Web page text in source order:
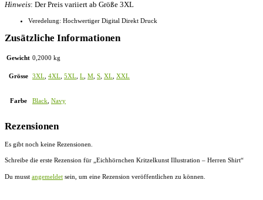
Hinweis: Der Preis variiert ab Größe 3XL
Veredelung: Hochwertiger Digital Direkt Druck
Zusätzliche Informationen
Gewicht 0,2000 kg
Grösse 3XL 4XL 5XL L M S XL XXL
Farbe Black Navy
Rezensionen
Es gibt noch keine Rezensionen.
Schreibe die erste Rezension für „Eichhörnchen Kritzelkunst Illustration – Herren Shirt“
Du musst angemeldet sein, um eine Rezension veröffentlichen zu können.